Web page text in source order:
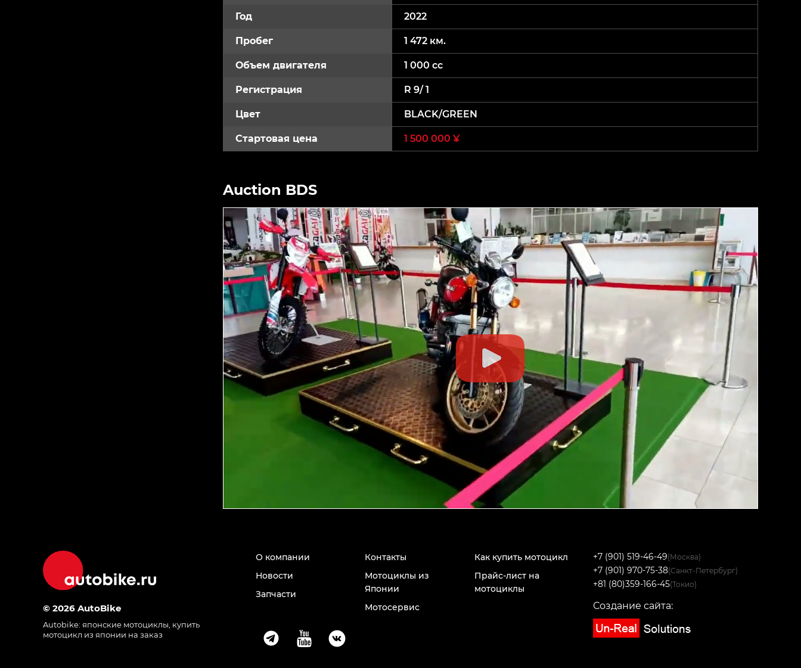
Год 2022
Пробег 1 472 км.
Объем двигателя 1 000 cc
Регистрация R 9/ 1
Цвет BLACK/GREEN
Стартовая цена 1 500 000 ¥
Auction BDS
© 2026 AutoBike
Autobike: японские мотоциклы, купить
мотоцикл из японии на заказ
О компании
Новости
Запчасти
Контакты
Мотоциклы из
Японии
Мотосервис
Как купить мотоцикл
Прайс-лист на
мотоциклы
+7 (901) 519-46-49(Москва)
+7 (901) 970-75-38(Санкт-Петербург)
+81 (80)359-166-45(Токио)
Создание сайта: